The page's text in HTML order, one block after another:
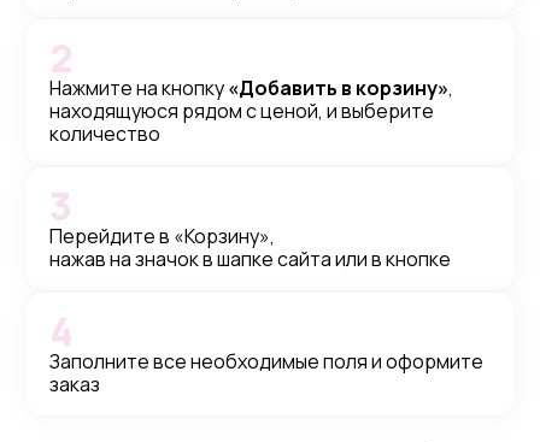
Нажмите на кнопку«Добавить в корзину»,
находящуюся рядом с ценой, и выберите
количество
2
Перейдите в «Корзину»,
нажав на значок в шапке сайта или в кнопке
3
Заполните все необходимые поля и оформите
заказ
4